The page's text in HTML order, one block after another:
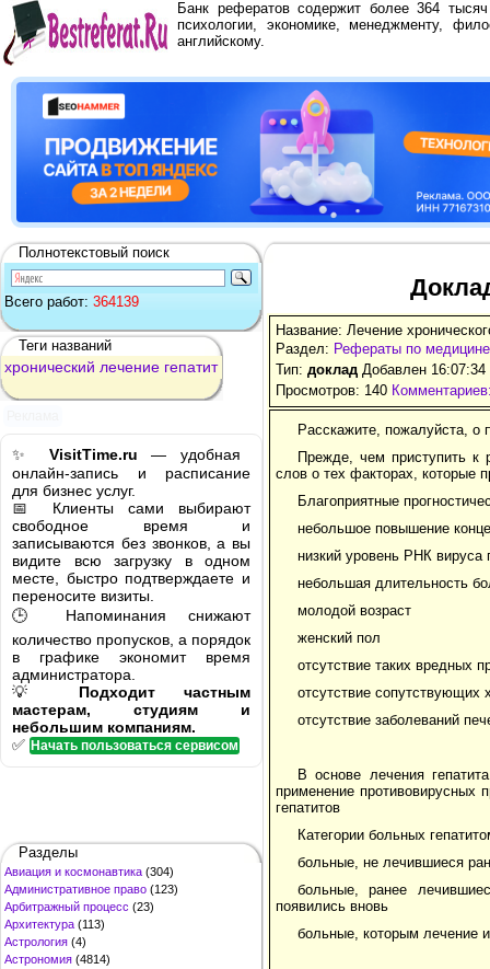
Банк рефератов содержит более 364
психологии, экономике, менеджменту,
английскому.
Полнотекстовый поиск
Всего работ: 364139
Теги названий
хронический лечение гепатит
✨ VisitTime.ru — удобная
онлайн-запись и расписание
для бизнес услуг.
📅 Клиенты сами выбирают
свободное время и
записываются без звонков, а вы
видите всю загрузку в одном
месте, быстро подтверждаете и
переносите визиты.
🕒 Напоминания снижают
количество пропусков, а порядок
в графике экономит время
администратора.
💡 Подходит частным
мастерам, студиям и
небольшим компаниям.
✅ Начать пользоваться сервисом
Разделы
Авиация и космонавтика (304)
Административное право (123)
Арбитражный процесс (23)
Архитектура (113)
Астрология (4)
Астрономия (4814)
Название: Лечение
Раздел: Рефераты по медицине
Тип: доклад Добавлен
Просмотров: 140
Расскажите, пожалуйста, о
Прежде, чем приступить к
слов о тех факторах, которые
Благоприятные
небольшое повышение
низкий уровень РНК вируса
небольшая длительность
молодой возраст
женский пол
отсутствие таких вредных
отсутствие сопутствующих
отсутствие заболеваний
В основе лечения
применение противовирусных
гепатитов
Категории больных
больные, не лечившиеся
больные, ранее
появились вновь
больные, которым лечение